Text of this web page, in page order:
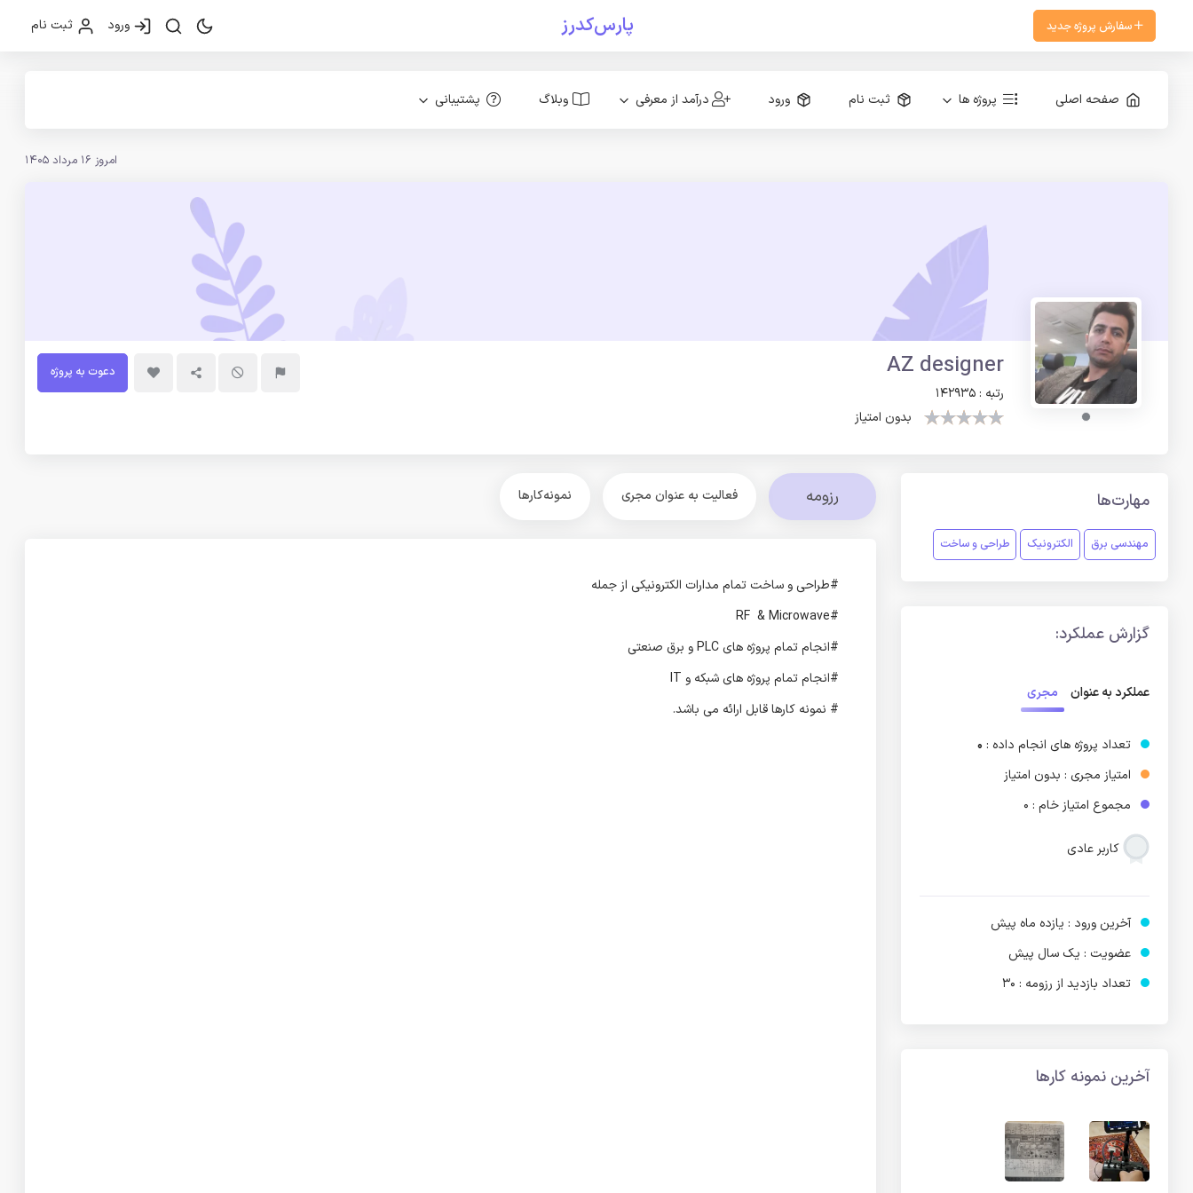
پارس‌کدرز سفارش پروژه جدید ورود ثبت نام
صفحه اصلی پروژه ها ثبت نام ورود درآمد از معرفی وبلاگ پشتیبانی
امروز 16 مرداد 1405
AZ designer
رتبه : 142935
بدون امتیاز
دعوت به پروژه
مهارت‌ها
مهندسی برق الکترونیک طراحی و ساخت
گزارش عملکرد:
عملکرد به عنوان مجری
تعداد پروژه های انجام داده : 0
امتیاز مجری : بدون امتیاز
مجموع امتیاز خام : 0
کاربر عادی
آخرین ورود : یازده ماه پیش
عضویت : یک سال پیش
تعداد بازدید از رزومه : 30
آخرین نمونه کارها
رزومه فعالیت به عنوان مجری نمونه‌کارها
#طراحی و ساخت تمام مدارات الکترونیکی از جمله
#RF & Microwave
#انجام تمام پروژه های PLC و برق صنعتی
#انجام تمام پروژه های شبکه و IT
# نمونه کارها قابل ارائه می باشد.